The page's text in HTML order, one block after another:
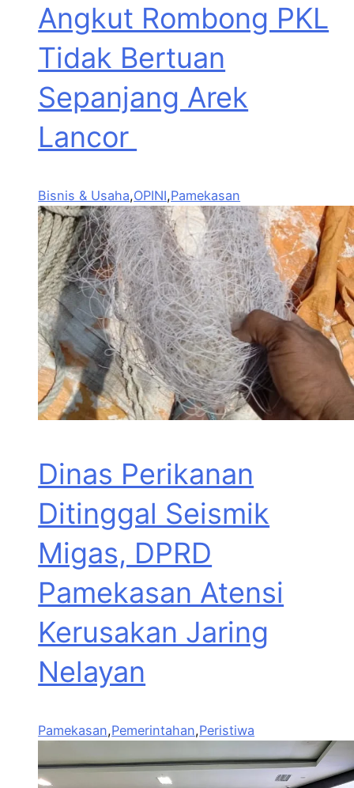
Angkut Rombong PKL
Tidak Bertuan
Sepanjang Arek
Lancor
Bisnis & Usaha,OPINI,Pamekasan
Dinas Perikanan
Ditinggal Seismik
Migas, DPRD
Pamekasan Atensi
Kerusakan Jaring
Nelayan
Pamekasan,Pemerintahan,Peristiwa